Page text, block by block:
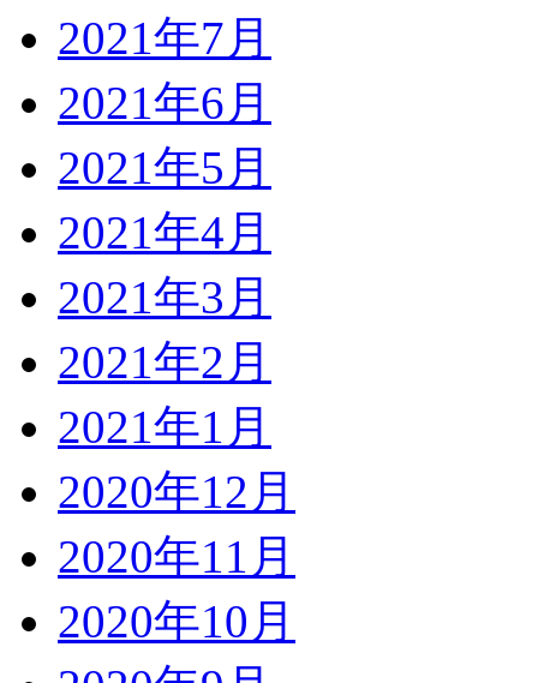
2021年7月
2021年6月
2021年5月
2021年4月
2021年3月
2021年2月
2021年1月
2020年12月
2020年11月
2020年10月